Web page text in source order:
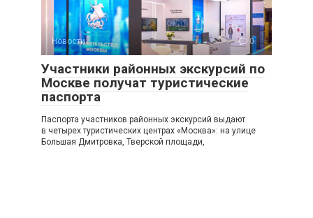
Новости 0
Участники районных экскурсий по
Москве получат туристические
паспорта
Паспорта участников районных экскурсий выдают
в четырех туристических центрах «Москва»: на улице
Большая Дмитровка, Тверской площади,